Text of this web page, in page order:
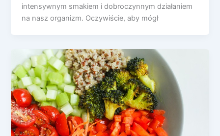
intensywnym smakiem i dobroczynnym działaniem
na nasz organizm. Oczywiście, aby mógł